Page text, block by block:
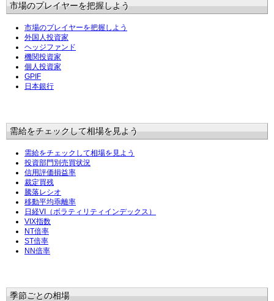
市場のプレイヤーを把握しよう
市場のプレイヤーを把握しよう
外国人投資家
ヘッジファンド
機関投資家
個人投資家
GPIF
日本銀行
需給をチェックして相場を見よう
需給をチェックして相場を見よう
投資部門別売買状況
信用評価損益率
裁定買残
騰落レシオ
移動平均乖離率
日経VI（ボラティリティインデックス）
VIX指数
NT倍率
ST倍率
NN倍率
季節ごとの相場